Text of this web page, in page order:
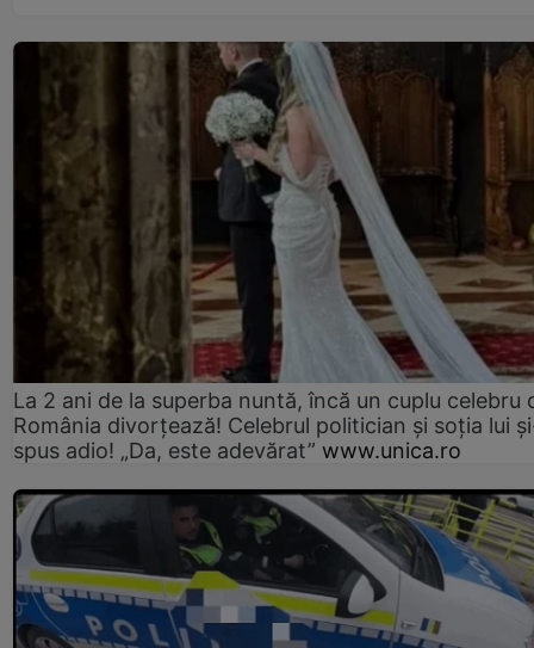
La 2 ani de la superba nuntă, încă un cuplu celebru
România divorțează! Celebrul politician și soția lui
spus adio! „Da, este adevărat” www.unica.ro